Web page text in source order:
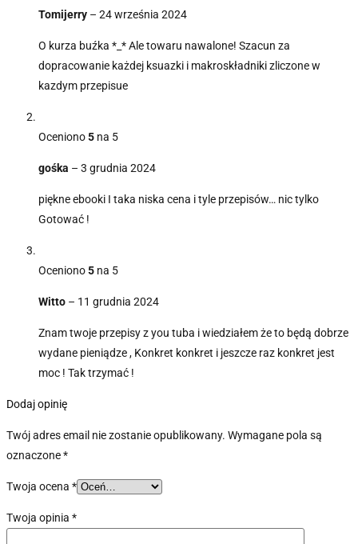
Tomijerry – 24 września 2024
O kurza buźka *_* Ale towaru nawalone! Szacun za
dopracowanie każdej ksuazki i makroskładniki zliczone w
kazdym przepisue
Oceniono5 na 5
gośka – 3 grudnia 2024
piękne ebooki I taka niska cena i tyle przepisów… nic tylko
Gotować !
Oceniono5 na 5
Witto – 11 grudnia 2024
Znam twoje przepisy z you tuba i wiedziałem że to będą dobrze
wydane pieniądze , Konkret konkret i jeszcze raz konkret jest
moc ! Tak trzymać !
Dodaj opinię
Twój adres email nie zostanie opublikowany. Wymagane pola są
oznaczone*
Twoja ocena *
Twoja opinia *